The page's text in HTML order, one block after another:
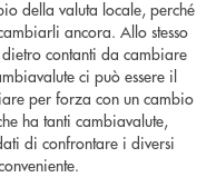
della valuta locale, perché
ancora. Allo stesso
contanti da cambiare
ci può essere il
per forza con un cambio
ha tanti cambiavalute,
di confrontare i diversi